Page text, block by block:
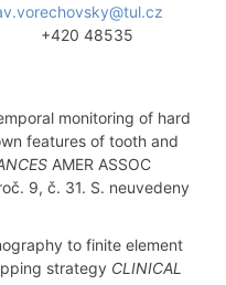
+420 48535
monitoring of hard
features of tooth and
AMER ASSOC
9, č. 31. S. neuvedeny
to finite element
strategy CLINICAL